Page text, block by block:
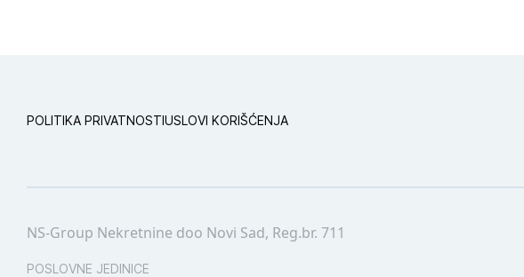
POLITIKA PRIVATNOSTIUSLOVI KORIŠĆENJA
NS-Group Nekretnine doo Novi Sad, Reg.br. 711
POSLOVNE JEDINICE